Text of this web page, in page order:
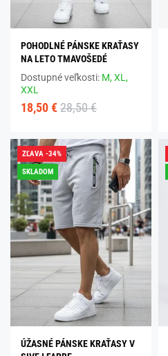
POHODLNÉ PÁNSKE KRAŤASY
NA LETO TMAVOŠEDÉ
Dostupné veľkosti: M,XL,
XXL
18,50 € 28,50 €
ZĽAVA -34%
SKLADOM
ÚŽASNÉ PÁNSKE KRAŤASY V